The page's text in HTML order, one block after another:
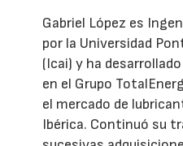
Gabriel López es
por la Universidad
(Icai) y ha
en el Grupo
el mercado de
Ibérica. Continuó su